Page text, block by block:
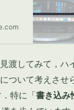
渡してみて，ハ
ついて考えさせ
特に「書き込み